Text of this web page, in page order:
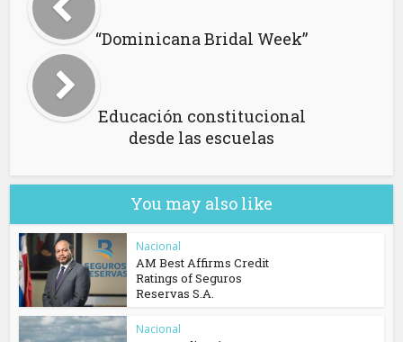
“Dominicana Bridal Week”
Educación constitucional
desde las escuelas
You may also like
Nacional
AM Best Affirms Credit
Ratings of Seguros
Reservas S.A.
Nacional